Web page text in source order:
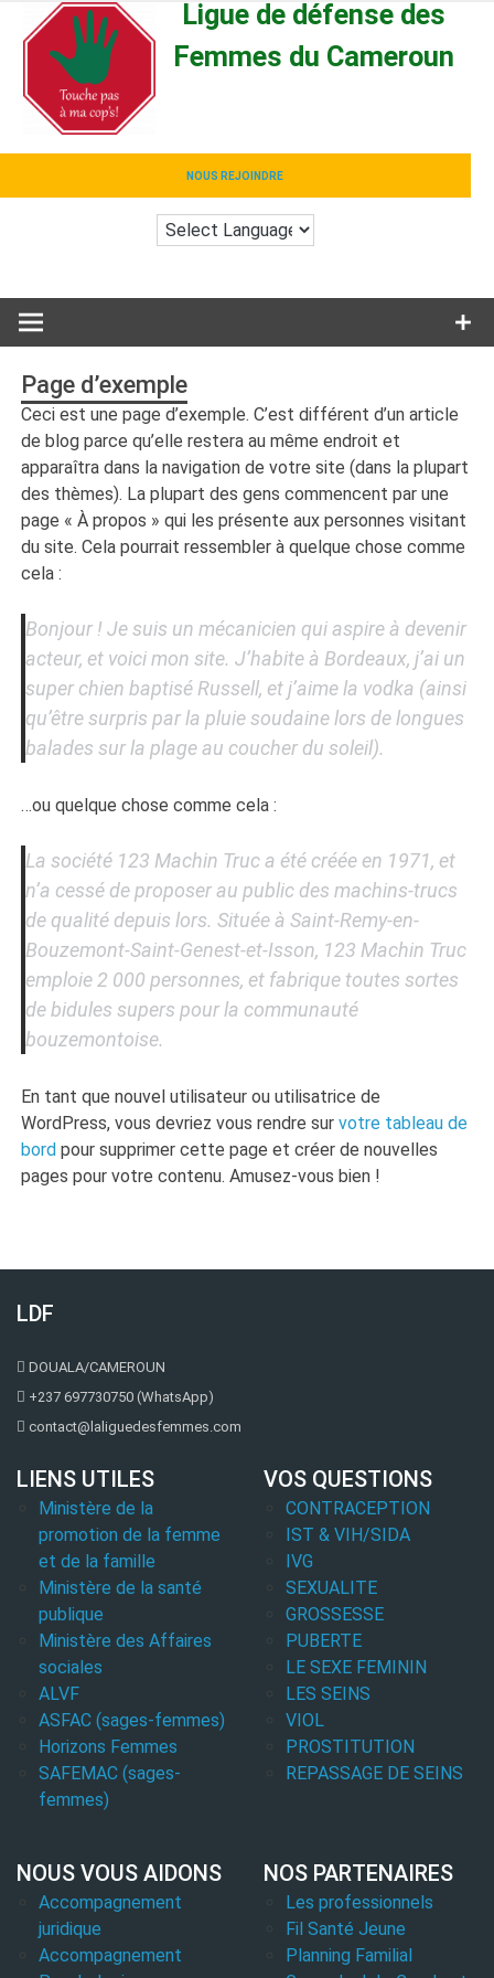
content
Ligue de défense des
Femmes du Cameroun
NOUS REJOINDRE
Page d’exemple
Ceci est une page d’exemple. C’est différent d’un article
de blog parce qu’elle restera au même endroit et
apparaîtra dans la navigation de votre site (dans la plupart
des thèmes). La plupart des gens commencent par une
page « À propos » qui les présente aux personnes visitant
du site. Cela pourrait ressembler à quelque chose comme
cela :
Bonjour ! Je suis un mécanicien qui aspire à devenir
acteur, et voici mon site. J’habite à Bordeaux, j’ai un
super chien baptisé Russell, et j’aime la vodka (ainsi
qu’être surpris par la pluie soudaine lors de longues
balades sur la plage au coucher du soleil).
…ou quelque chose comme cela :
La société 123 Machin Truc a été créée en 1971, et
n’a cessé de proposer au public des machins-trucs
de qualité depuis lors. Située à Saint-Remy-en-
Bouzemont-Saint-Genest-et-Isson, 123 Machin Truc
emploie 2 000 personnes, et fabrique toutes sortes
de bidules supers pour la communauté
bouzemontoise.
En tant que nouvel utilisateur ou utilisatrice de
WordPress, vous devriez vous rendre survotre tableau de
bord pour supprimer cette page et créer de nouvelles
pages pour votre contenu. Amusez-vous bien !
LDF
DOUALA/CAMEROUN
+237 697730750 (WhatsApp)
contact@laliguedesfemmes.com
LIENS UTILES
Ministère de la
promotion de la femme
et de la famille
Ministère de la santé
publique
Ministère des Affaires
sociales
ALVF
ASFAC (sages-femmes)
Horizons Femmes
SAFEMAC (sages-
femmes)
VOS QUESTIONS
CONTRACEPTION
IST & VIH/SIDA
IVG
SEXUALITE
GROSSESSE
PUBERTE
LE SEXE FEMININ
LES SEINS
VIOL
PROSTITUTION
REPASSAGE DE SEINS
NOUS VOUS AIDONS
Accompagnement
juridique
Accompagnement
NOS PARTENAIRES
Les professionnels
Fil Santé Jeune
Planning Familial